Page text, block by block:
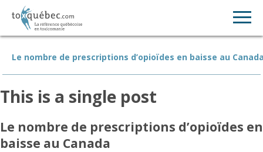
Le nombre de prescriptions d’opioïdes en baisse au
This is a single post
Le nombre de prescriptions d’opioïdes en
baisse au Canada